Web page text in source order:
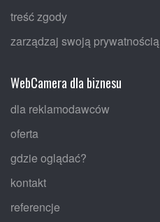
treść zgody
zarządzaj swoją prywatnością
WebCamera dla biznesu
dla reklamodawców
oferta
gdzie oglądać?
kontakt
referencje